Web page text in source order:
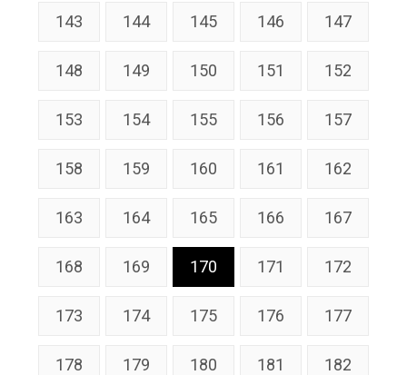
143 144 145 146 147
148 149 150 151 152
153 154 155 156 157
158 159 160 161 162
163 164 165 166 167
168 169 170 171 172
173 174 175 176 177
178 179 180 181 182